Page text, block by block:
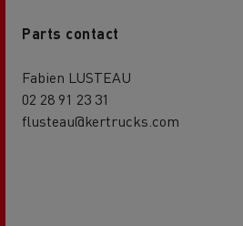
Parts contact
Fabien LUSTEAU
02 28 91 23 31
flusteau@kertrucks.com